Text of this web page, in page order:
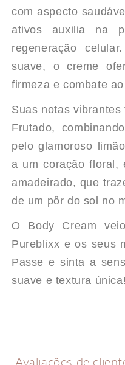
BODY
CREAM
WEPINK
CREAM
com aspecto
ativos auxilia na
regeneração
suave, o creme
firmeza e combate
Suas notas
Frutado,
pelo glamoroso
a um coração floral,
amadeirado, que
de um pôr do sol no
O Body Cream
Pureblixx e os seus
Passe e sinta a
suave e textura única!
Avaliações de